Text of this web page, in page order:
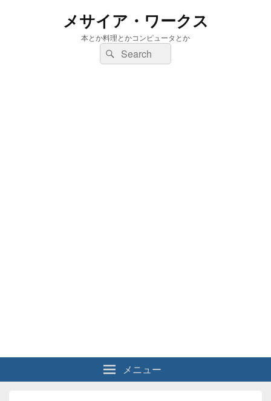
メサイア・ワークス
本とか料理とかコンピュータとか
検
索:
検
索
メニュー